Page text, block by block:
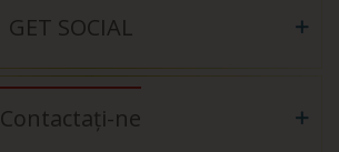
GET SOCIAL
Contactați-ne